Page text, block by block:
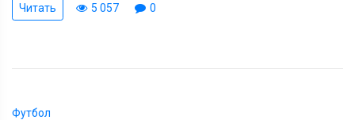
Читать 5 057 0
Футбол